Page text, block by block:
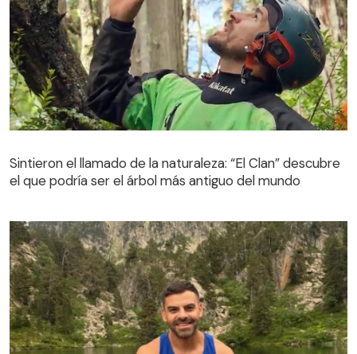
el que podría ser el árbol más antiguo del mundo
Sintieron el llamado de la naturaleza: “El Clan” descubre
el que podría ser el árbol más antiguo del mundo